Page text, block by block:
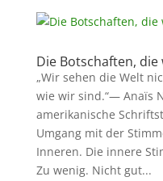
Die Botschaften,
„Wir sehen die Welt
wie wir sind.“— Anaïs
amerikanische
Umgang mit der
Inneren. Die innere
Zu wenig. Nicht gut...